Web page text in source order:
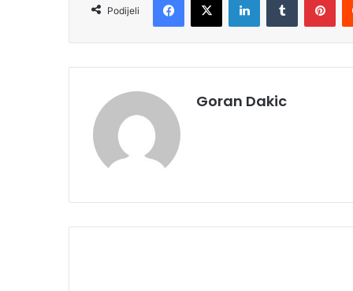
Podijeli
Goran Dakic